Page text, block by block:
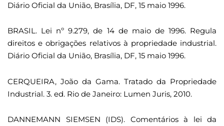
Diário Oficial da União, Brasília, DF, 15 maio 1996.
BRASIL. Lei nº 9.279, de 14 de maio de 1996. Regula
direitos e obrigações relativos à propriedade industrial.
Diário Oficial da União, Brasília, DF, 15 maio 1996.
CERQUEIRA, João da Gama. Tratado da Propriedade
Industrial. 3. ed. Rio de Janeiro: Lumen Juris, 2010.
DANNEMANN SIEMSEN (IDS). Comentários à lei da